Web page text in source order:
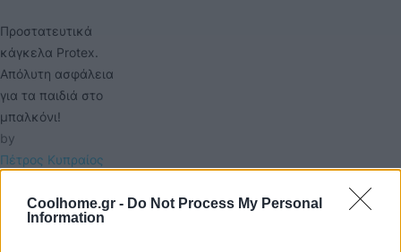
Coolhome.gr - Do Not Process My Personal
Information
Προστατευτικά
κάγκελα Protex.
Απόλυτη ασφάλεια
για τα παιδιά στο
μπαλκόνι!
by
Πέτρος Κυπραίος
US